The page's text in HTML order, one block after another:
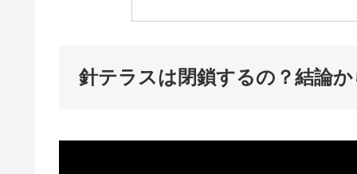
針テラスは閉鎖するの？結論